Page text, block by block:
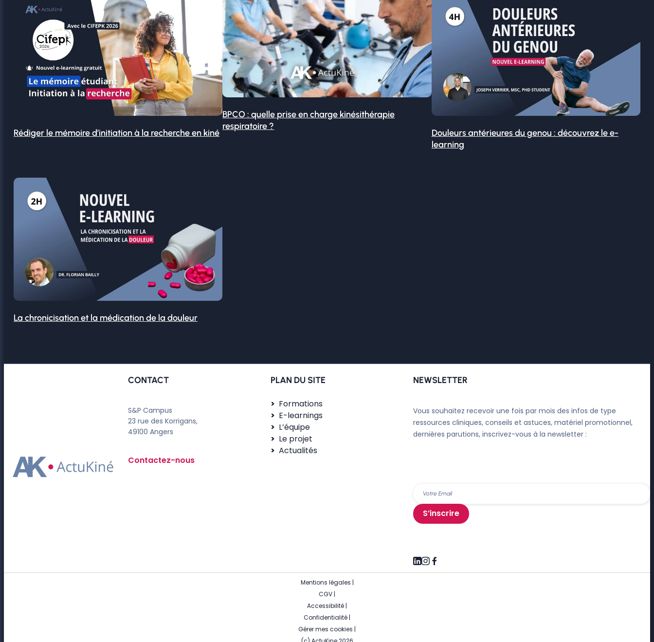
Rédiger le mémoire d’initiation à la recherche en kiné
BPCO : quelle prise en charge kinésithérapie
respiratoire ?
Douleurs antérieures du genou : découvrez le e-
learning
La chronicisation et la médication de la douleur
CONTACT
S&P Campus
23 rue des Korrigans,
49100 Angers
Contactez-nous
PLAN DU SITE
Formations
E-learnings
L’équipe
Le projet
Actualités
NEWSLETTER
Vous souhaitez recevoir une fois par mois des infos de type
ressources cliniques, conseils et astuces, matériel promotionnel,
dernières parutions, inscrivez-vous à la newsletter :
S’inscrire
Mentions légales |
CGV |
Accessibilité |
Confidentialité |
Gérer mes cookies |